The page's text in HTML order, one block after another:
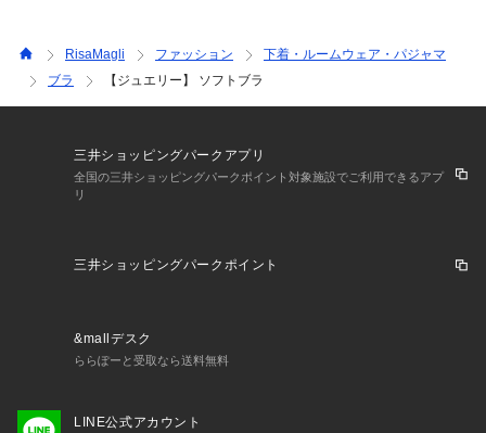
ワイヤーが苦手な方や生理中にお胸が張りやすい方など、おう
ちでリラックスしたい日に圧迫感がなく、優しい着け心地のた
め、気分や体調に合わせてご着用いただけます。
＜サイズ＞
M：バスト 79～87cm（おすすめブラサイズ：B65・B70・B7
5・C65・C70・D65・D70・E65）
※複数のサイズをお選びいただける場合は、楽な着け心地をお
＜商品仕様＞
・ホック：2段×3列
RisaMagli ファッション
下着・ルームウェア・パジャマ
ブラ
【ジュエリー】 ソフトブラ
三井ショッピングパークアプリ
全国の三井ショッピングパークポイント対象施設でご利用できるアプ
リ
三井ショッピングパークポイント
&mallデスク
ららぽーと受取なら送料無料
LINE公式アカウント